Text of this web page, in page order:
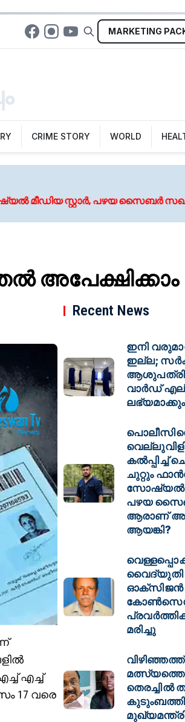
MARKETING
CRIME STORY WORLD
പഴയ സൈബർ സഖാവ്- ആരാണ്
അപേക്ഷിക്കാം
എച്ച്
17 വരെ
Recent News
ഇനി
ഇല്ല;
വാര്‍ഡ്
ലഭ്യമാക്കും
കൽപ്പിച്ച്
ചുറ്റും
സോഷ്യൽ
പഴയ
ആരാണ്
ആയങ്കി?
വൈദ്യുതി
ഓക്സിജൻ
മരിച്ചു
തെരച്ചിൽ